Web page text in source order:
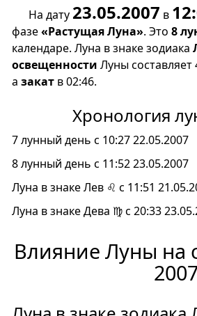
На дату 23.05.2007 в
фазе«Растущая Луна». Это 8
календаре. Луна в знаке зодиака
освещенности Луны составляет
а закат в 02:46.
Хронология
7 лунный день с 10:27 22.05.2007
8 лунный день с 11:52 23.05.2007
Луна в знаке Лев ♌ с 11:51
Луна в знаке Дева ♍ с 20:33
Влияние Луны на
2007